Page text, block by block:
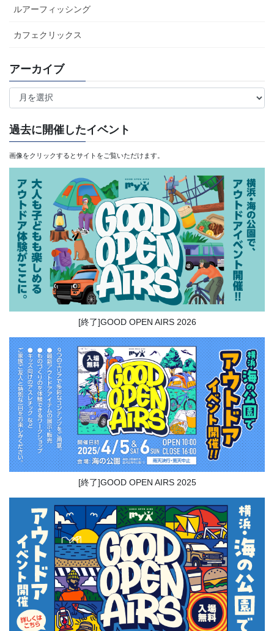
ルアーフィッシング
カフェクリックス
アーカイブ
ア
ー
カ
イ
ブ
過去に開催したイベント
画像をクリックするとサイトをご覧いただけます。
[終了]GOOD OPEN AIRS 2026
[終了]GOOD OPEN AIRS 2025